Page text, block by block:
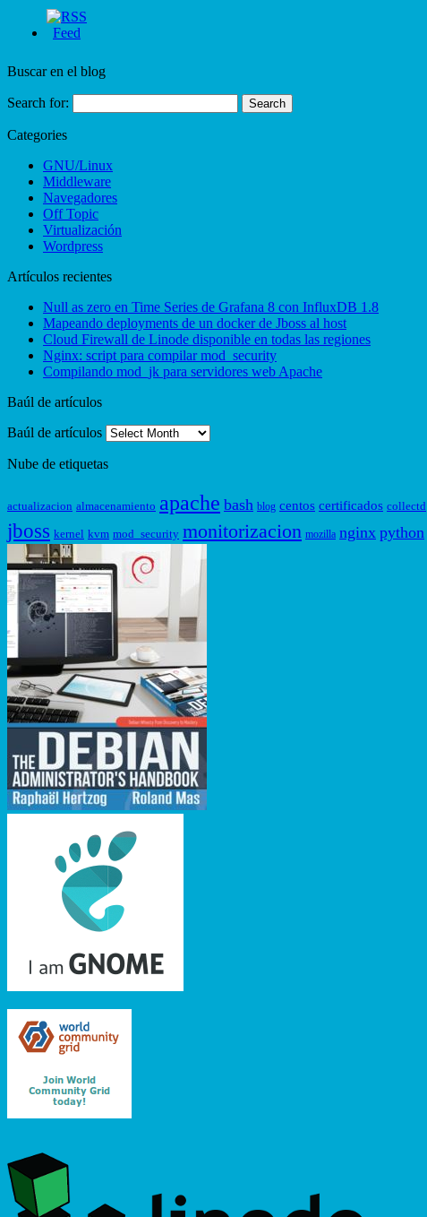
Buscar en el blog
Search for:
Categories
GNU/Linux
Middleware
Navegadores
Off Topic
Virtualización
Wordpress
Artículos recientes
Null as zero en Time Series de Grafana 8 con InfluxDB 1.8
Mapeando deployments de un docker de Jboss al host
Cloud Firewall de Linode disponible en todas las regiones
Nginx: script para compilar mod_security
Compilando mod_jk para servidores web Apache
Baúl de artículos
Baúl de artículos
Nube de etiquetas
actualizacion almacenamiento apache bash blog centos certificados collectd
jboss kernel kvm mod_security monitorizacion mozilla nginx python